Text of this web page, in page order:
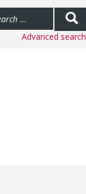
Advanced search